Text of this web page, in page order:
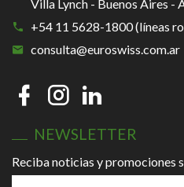
Villa Lynch - Buenos Aires -
+54 11 5628-1800 (líneas
consulta@euroswiss.com.ar
NEWSLETTER
Reciba noticias y promociones